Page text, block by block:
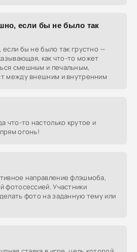
если бы не было так
бы не было так грустно —
как что-то может
смешным и печальным,
между внешним и внутренним
что-то настолько крутое и
огонь!
направление флэшмоба,
фотосессией. Участники
фото на заданную тему или